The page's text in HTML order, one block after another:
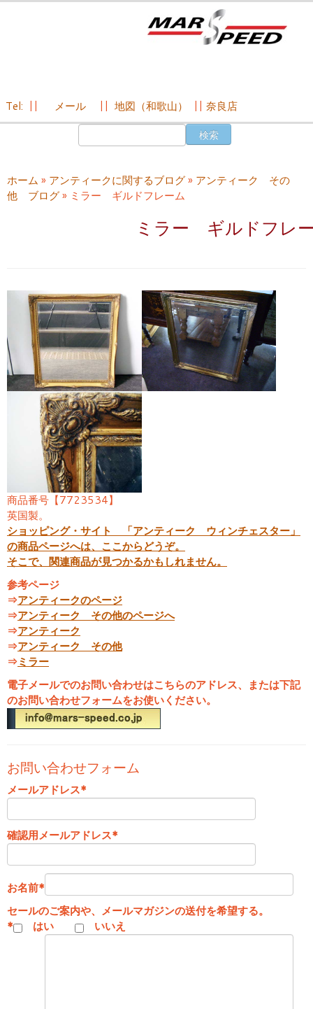
ン
ツ
Tel: メール 地図（和歌山） 奈良店
ホーム » アンティークに関するブログ» アンティーク その
他 ブログ» ミラー ギルドフレーム
ミラー ギルドフレ
商品番号【7723534】
英国製。
ショッピング・サイト 「アンティーク ウィンチェスター」
の商品ページへは、ここからどうぞ。
そこで、関連商品が見つかるかもしれません。
参考ページ
⇒アンティークのページ
⇒アンティーク その他のページへ
⇒アンティーク
⇒アンティーク その他
⇒ミラー
電子メールでのお問い合わせはこちらのアドレス、または下記
のお問い合わせフォームをお使いください。
お問い合わせフォーム
メールアドレス*
確認用メールアドレス*
お名前*
セールのご案内や、メールマガジンの送付を希望する。
*
はい いいえ